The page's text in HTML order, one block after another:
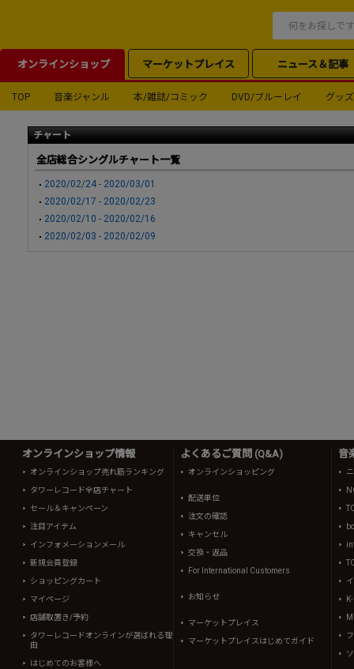
オンラインショップ マーケットプレイス ニュース＆記事
TOP 音楽ジャンル 本/雑誌/コミック DVD/ブルーレイ グッズ
チャート
全店総合シングルチャート一覧
2020/02/24 - 2020/03/01
2020/02/17 - 2020/02/23
2020/02/10 - 2020/02/16
2020/02/03 - 2020/02/09
オンラインショップ情報
オンラインショップ売れ筋ランキング
タワーレコード全店チャート
セール＆キャンペーン
注目アイテム
インフォメーションメール
新規会員登録
ショッピングカート
マイページ
店舗取置き/予約
タワーレコードオンラインが選ばれる理
由
はじめてのお客様へ
よくあるご質問 (Q&A)
オンラインショッピング
配送単位
注文の確認
キャンセル
交換・返品
For International Customers
お知らせ
マーケットプレイス
マーケットプレイスはじめてガイド
音